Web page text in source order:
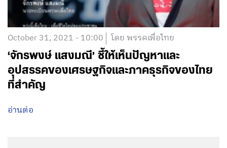
October 31, 2021 - 10:00 โดย พรรคเพื่อไทย
‘จักรพงษ์ แสงมณี’ ชี้ให้เห็นปัญหาและ
อุปสรรคของเศรษฐกิจและภาคธุรกิจของไทย
ที่สำคัญ
อ่านต่อ